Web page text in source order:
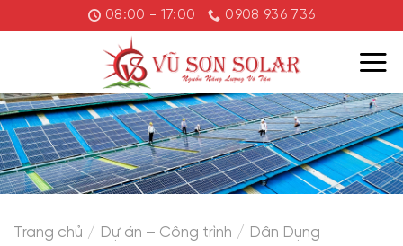
đến
08:00 - 17:00 0908 936 736
Trang chủ / Dự án – Công trình / Dân Dụng